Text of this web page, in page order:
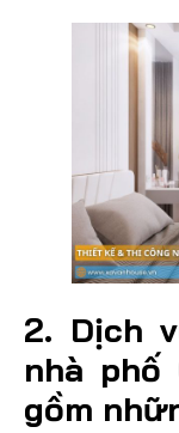
2. Dịch
nhà
gồm